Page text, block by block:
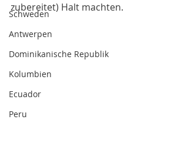
Schweden
Antwerpen
Dominikanische Republik
Kolumbien
Ecuador
Peru
zubereitet) Halt machten.